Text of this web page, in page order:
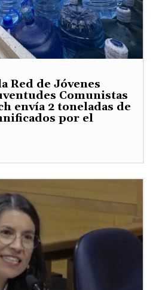
Red de Jóvenes
Comunistas
envía 2 toneladas de
por el